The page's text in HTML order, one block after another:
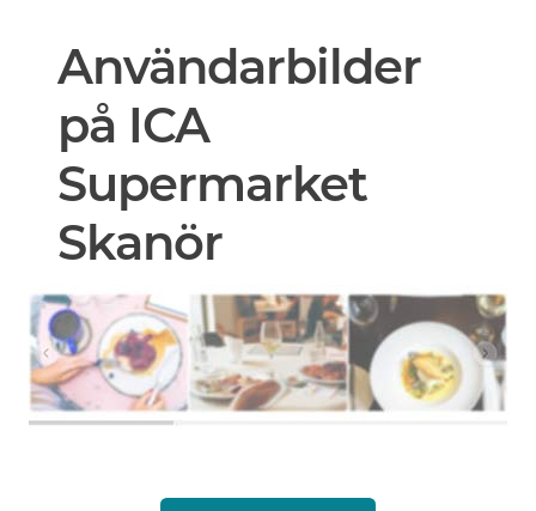
Användarbilder
på ICA
Supermarket
Skanör